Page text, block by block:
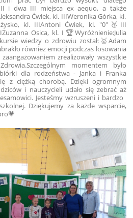
i dwa III miejsca ex aequo, a także
Ćwiek, kl. IIIWeronika Górka, kl.
kl. IIIAntoni Ćwiek, kl. "0" 🥉III
Zuzanna Osica, kl. I 🏆Wyróżnienie:Julia
wiedzy o zdrowiu został:🥇Adam
również emocji podczas losowania
zrealizowały wszystkie
Szczególnym momentem było
dla rodzeństwa - Janka i Franka
z ciężką chorobą. Dzięki ogromnym
i nauczycieli udało się zebrać aż
Jesteśmy wzruszeni i bardzo
Dziękujemy za każde wsparcie,